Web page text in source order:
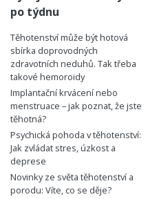
po týdnu
Těhotenství může být hotová
sbírka doprovodných
zdravotních neduhů. Tak třeba
takové hemoroidy
Implantační krvácení nebo
menstruace – jak poznat, že jste
těhotná?
Psychická pohoda v těhotenství:
Jak zvládat stres, úzkost a
deprese
Novinky ze světa těhotenství a
porodu: Víte, co se děje?